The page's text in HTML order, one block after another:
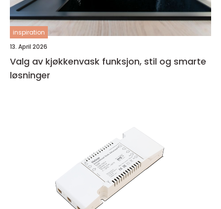
inspiration
13. April 2026
Valg av kjøkkenvask funksjon, stil og smarte
løsninger